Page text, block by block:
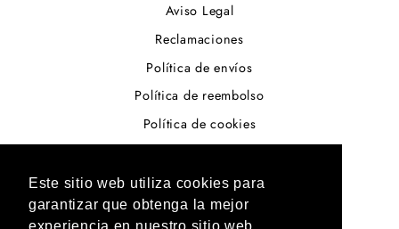
Este sitio web utiliza cookies para
garantizar que obtenga la mejor
Aviso Legal
Reclamaciones
Política de envíos
Política de reembolso
Política de cookies
Política de privacidad
Resolución de conflictos en la U.E